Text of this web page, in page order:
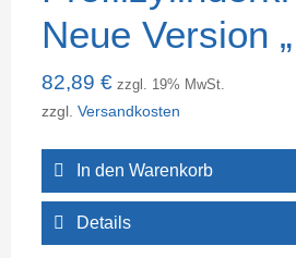
Neue Version „
82,89 € zzgl. 19% MwSt.
zzgl. Versandkosten
In den Warenkorb
Details